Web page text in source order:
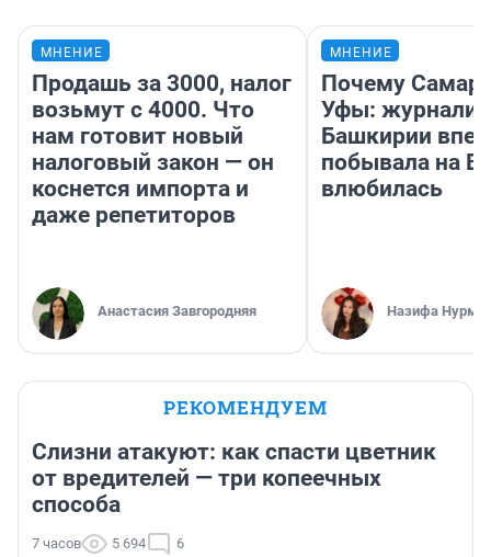
МНЕНИЕ
Продашь за 3000, налог
возьмут с 4000. Что
нам готовит новый
налоговый закон — он
коснется импорта и
даже репетиторов
Анастасия Завгородняя
МНЕНИЕ
Почему
Уфы:
Башкирии
побывала на
влюбилась
Назифа
РЕКОМЕНДУЕМ
Слизни атакуют: как спасти цветник
от вредителей — три копеечных
способа
7 часов 5 694 6